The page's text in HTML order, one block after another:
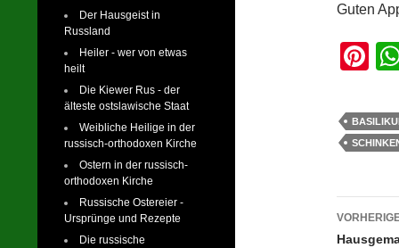
Guten
Pi
er
e
Der Hausgeist in
Russland
Heiler - wer von etwas
heilt
Die Kiewer Rus - der
älteste ostslawische Staat
Weibliche Heilige in der
russisch-orthodoxen Kirche
Ostern in der russisch-
orthodoxen Kirche
Russische Ostereier -
Ursprünge und Rezepte
Die russische